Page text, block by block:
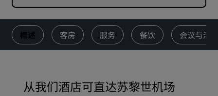
概述 客房 服务 餐饮 会议与活动
从我们酒店可直达苏黎世机场